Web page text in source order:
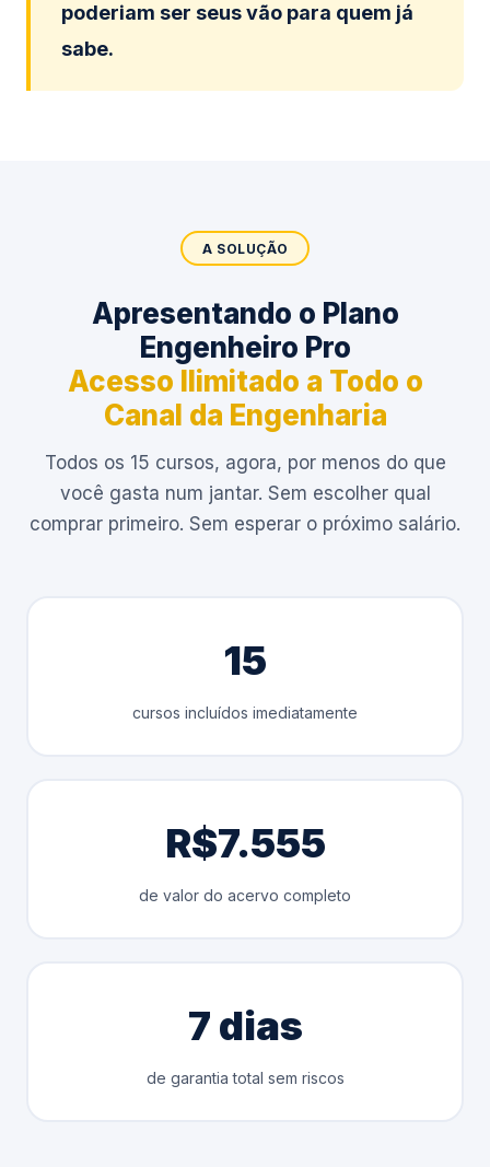
poderiam ser seus vão para quem já
sabe.
A SOLUÇÃO
Apresentando o Plano
Engenheiro Pro
Acesso Ilimitado a Todo o
Canal da Engenharia
Todos os 15 cursos, agora, por menos do que
você gasta num jantar. Sem escolher qual
comprar primeiro. Sem esperar o próximo salário.
15
cursos incluídos imediatamente
R$7.555
de valor do acervo completo
7 dias
de garantia total sem riscos